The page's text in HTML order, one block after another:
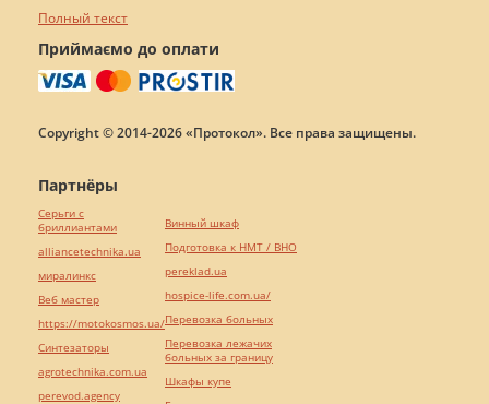
Полный текст
Приймаємо до оплати
Copyright © 2014-2026 «Протокол». Все права защищены.
Партнёры
Серьги с
бриллиантами
alliancetechnika.ua
миралинкс
Веб мастер
https://motokosmos.ua/
Синтезаторы
agrotechnika.com.ua
perevod.agency
Винный шкаф
Подготовка к НМТ / ВНО
pereklad.ua
hospice-life.com.ua/
Перевозка больных
Перевозка лежачих
больных за границу
Шкафы купе